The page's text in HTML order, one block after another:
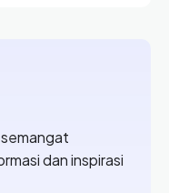
dan inspirasi